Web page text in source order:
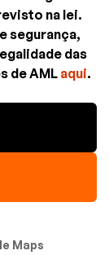
na lei.
segurança,
das
de AML aqui.
Maps